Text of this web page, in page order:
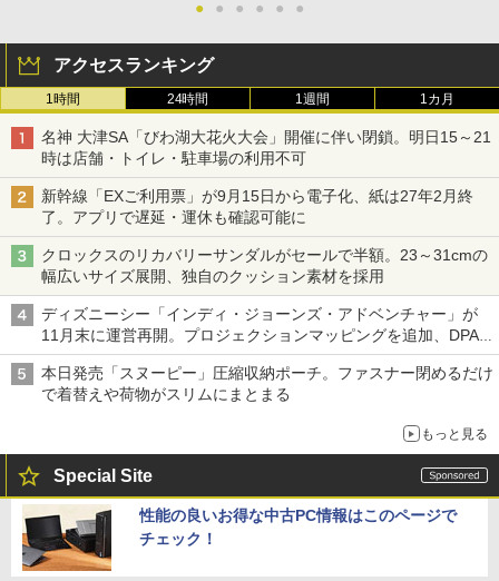
● ● ● ● ● ●
アクセスランキング
1時間 24時間 1週間 1カ月
名神 大津SA「びわ湖大花火大会」開催に伴い閉鎖。明日15～21
時は店舗・トイレ・駐車場の利用不可
新幹線「EXご利用票」が9月15日から電子化、紙は27年2月終
了。アプリで遅延・運休も確認可能に
クロックスのリカバリーサンダルがセールで半額。23～31cmの
幅広いサイズ展開、独自のクッション素材を採用
ディズニーシー「インディ・ジョーンズ・アドベンチャー」が
11月末に運営再開。プロジェクションマッピングを追加、DPA
は1500円
本日発売「スヌーピー」圧縮収納ポーチ。ファスナー閉めるだけ
で着替えや荷物がスリムにまとまる
もっと見る
Special Site
性能の良いお得な中古PC情報はこのページで
チェック！